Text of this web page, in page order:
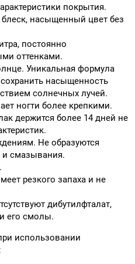
покрытия.
насыщенный цвет без
постоянно
оттенками.
Уникальная формула
насыщенность
солнечных лучей.
ногти более крепкими.
держится более 14 дней не
Не образуются
смазывания.
резкого запаха и не
дибутилфталат,
его смолы.
использовании